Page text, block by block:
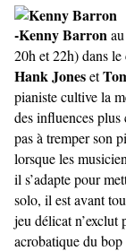
-Kenny Barron
20h et 22h) dans
Hank Joneset
pianiste cultive la
des influences
pas à tremper son
lorsque les
il s’adapte pour
solo, il est avant
jeu délicat n’exclut
acrobatique du